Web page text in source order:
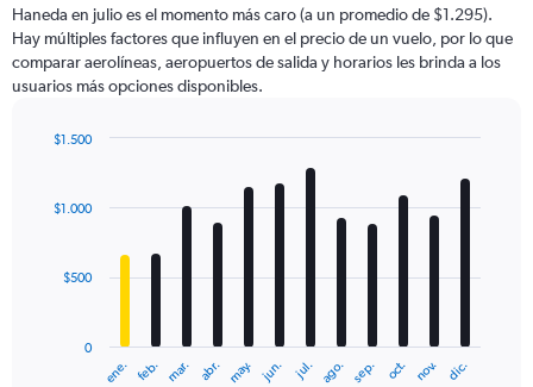
has
1
Y
axis
values.
to
Haneda en julio es el momento más caro (a un promedio de $1.295).
Hay múltiples factores que influyen en el precio de un vuelo, por lo que
comparar aerolíneas, aeropuertos de salida y horarios les brinda a los
usuarios más opciones disponibles.
with
12
The
ene. feb. mar. abr. may. jun. jul. ago. sep. oct. nov. dic.
0
$500
$1.000
$1.500